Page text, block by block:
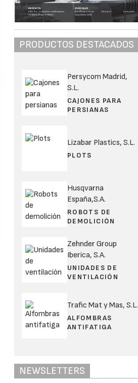
PRODUCTOS DESTACADOS
Persycom Madrid,
S.L.
CAJONES PARA
PERSIANAS
Lizabar Plastics, S.L.
PLOTS
Husqvarna
España,S.A.
ROBOTS DE
DEMOLICIÓN
Zehnder Group
Iberica, S.A.
UNIDADES DE
VENTILACIÓN
Trafic Mat y Mas, S.L.
ALFOMBRAS
ANTIFATIGA
NEWSLETTERS